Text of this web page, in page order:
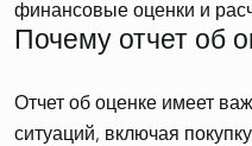
Почему отчет об
Отчет об оценке имеет
ситуаций, включая